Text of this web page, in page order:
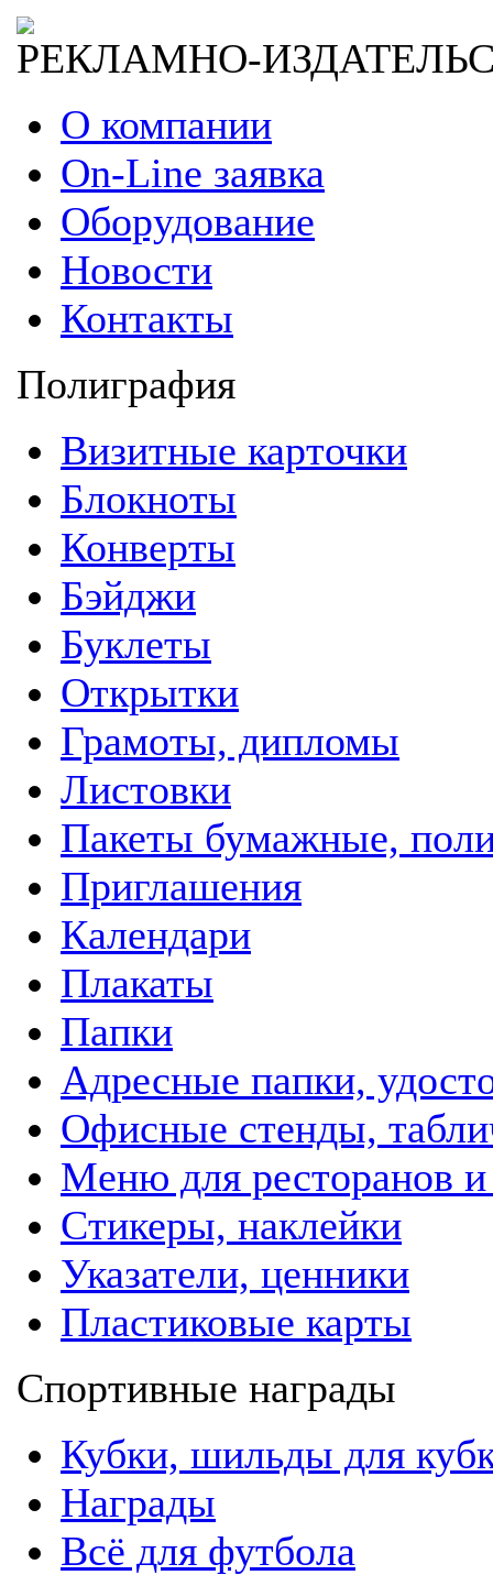
РЕКЛАМНО-
О компании
On-Line заявка
Оборудование
Новости
Контакты
Полиграфия
Визитные карточки
Блокноты
Конверты
Бэйджи
Буклеты
Открытки
Грамоты, дипломы
Листовки
Пакеты бумажные,
Приглашения
Календари
Плакаты
Папки
Адресные папки,
Офисные стенды,
Меню для ресторанов
Стикеры, наклейки
Указатели, ценники
Пластиковые карты
Спортивные награды
Кубки, шильды для
Награды
Всё для футбола